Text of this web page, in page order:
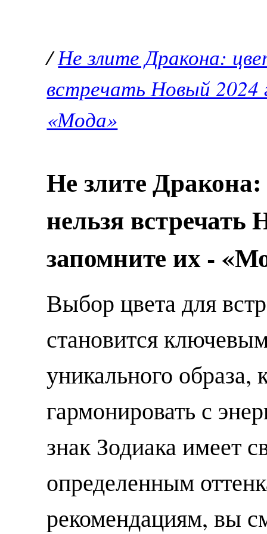
/Не злите Дракона:
встречать Новый
«Мода»
Не злите
нельзя
запомните их -
Выбор цвета для
становится
уникального образа,
гармонировать с
знак Зодиака имеет
определенным
рекомендациям, вы